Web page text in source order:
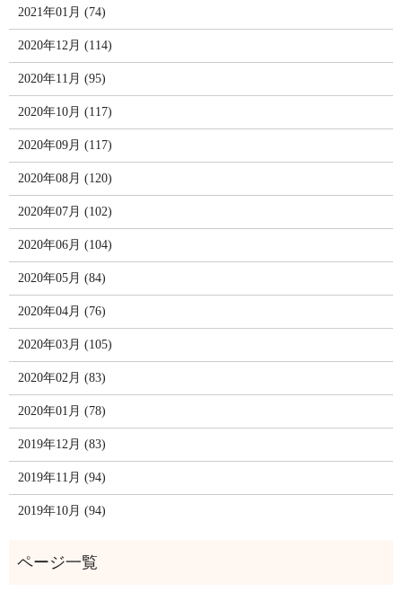
2021年01月 (74)
2020年12月 (114)
2020年11月 (95)
2020年10月 (117)
2020年09月 (117)
2020年08月 (120)
2020年07月 (102)
2020年06月 (104)
2020年05月 (84)
2020年04月 (76)
2020年03月 (105)
2020年02月 (83)
2020年01月 (78)
2019年12月 (83)
2019年11月 (94)
2019年10月 (94)